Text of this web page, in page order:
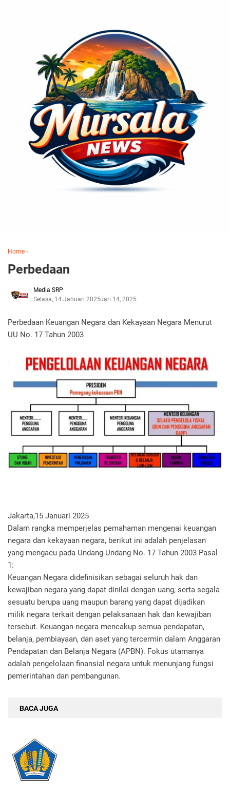
Home ›
Perbedaan
Media SRP
Selasa, 14 Januari 2025Januari 14, 2025
Perbedaan Keuangan Negara dan Kekayaan Negara Menurut
UU No. 17 Tahun 2003
Jakarta,15 Januari 2025
Dalam rangka memperjelas pemahaman mengenai keuangan
negara dan kekayaan negara, berikut ini adalah penjelasan
yang mengacu pada Undang-Undang No. 17 Tahun 2003 Pasal
1:
Keuangan Negara didefinisikan sebagai seluruh hak dan
kewajiban negara yang dapat dinilai dengan uang, serta segala
sesuatu berupa uang maupun barang yang dapat dijadikan
milik negara terkait dengan pelaksanaan hak dan kewajiban
tersebut. Keuangan negara mencakup semua pendapatan,
belanja, pembiayaan, dan aset yang tercermin dalam Anggaran
Pendapatan dan Belanja Negara (APBN). Fokus utamanya
adalah pengelolaan finansial negara untuk menunjang fungsi
pemerintahan dan pembangunan.
BACA JUGA